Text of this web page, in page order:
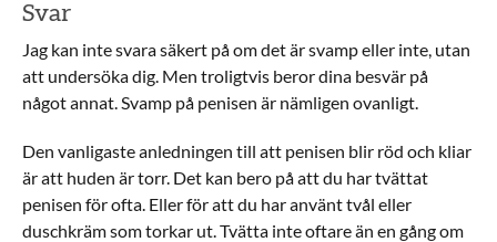
Svar
Jag kan inte svara säkert på om det är svamp eller inte, utan
att undersöka dig. Men troligtvis beror dina besvär på
något annat. Svamp på penisen är nämligen ovanligt.
Den vanligaste anledningen till att penisen blir röd och kliar
är att huden är torr. Det kan bero på att du har tvättat
penisen för ofta. Eller för att du har använt tvål eller
duschkräm som torkar ut. Tvätta inte oftare än en gång om